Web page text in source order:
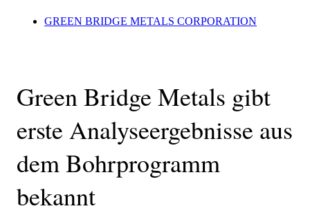
GREEN BRIDGE METALS CORPORATION
Green Bridge Metals gibt
erste Analyseergebnisse aus
dem Bohrprogramm
bekannt